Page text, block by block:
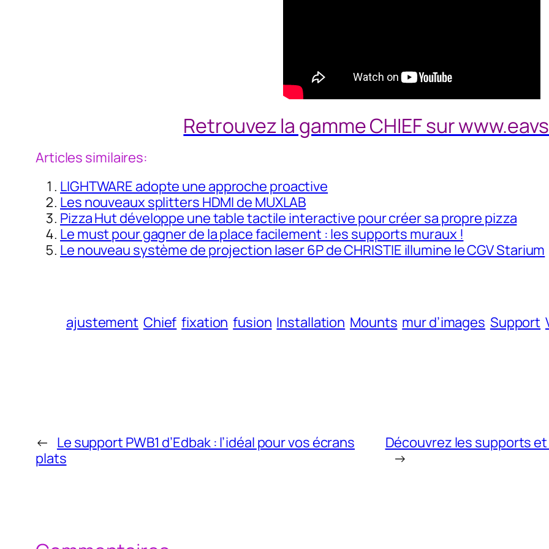
Retrouvez la gamme CHIEF sur
Articles similaires:
LIGHTWARE adopte une approche proactive
Les nouveaux splitters HDMI de MUXLAB
Pizza Hut développe une table tactile interactive pour créer sa propre pizza
Le must pour gagner de la place facilement : les supports muraux !
Le nouveau système de projection laser 6P de CHRISTIE illumine le CGV Starium
ajustement Chief fixation fusion Installation Mounts mur d’images Support
← Le support PWB1 d’Edbak : l’idéal pour vos écrans
plats
Découvrez les supports
→